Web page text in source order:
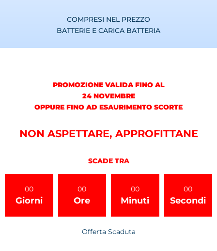
COMPRESI NEL PREZZO
BATTERIE E CARICA BATTERIA
PROMOZIONE VALIDA FINO AL
24 NOVEMBRE
OPPURE FINO AD ESAURIMENTO SCORTE
NON ASPETTARE, APPROFITTANE
SCADE TRA
00
Giorni
00
Ore
00
Minuti
00
Secondi
Offerta Scaduta